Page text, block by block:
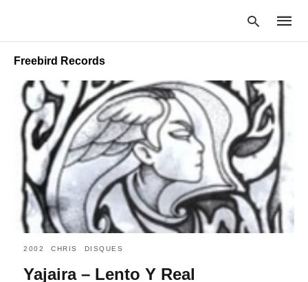
Type
your
search
query
and
hit
enter:
Freebird Records
2002 CHRIS DISQUES
Yajaira – Lento Y Real